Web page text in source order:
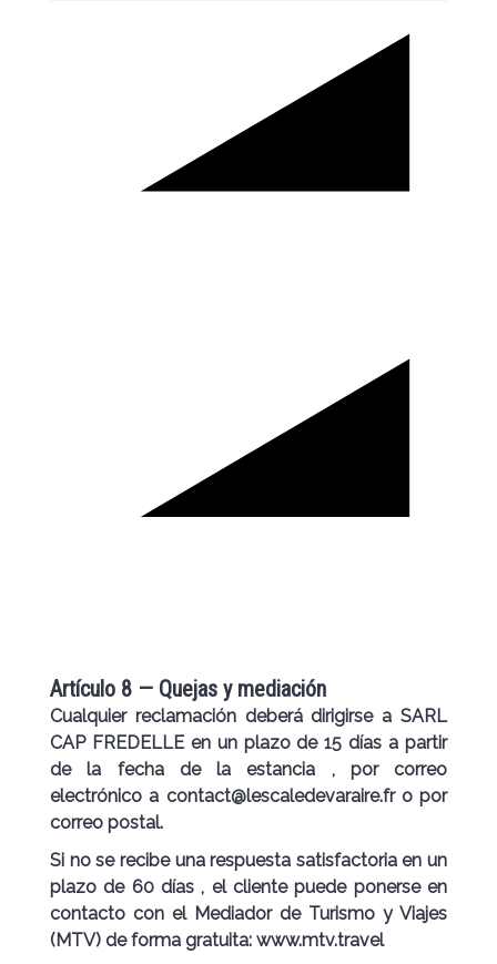
Artículo 8 — Quejas y mediación
Cualquier reclamación deberá dirigirse a SARL
CAP FREDELLE en un plazo de15 días a partir
de la fecha de la estancia , por correo
electrónico a contact@lescaledevaraire.fr o por
correo postal.
Si no se recibe una respuesta satisfactoria en un
plazo de 60 días , el cliente puede ponerse en
contacto con el Mediador de Turismo y Viajes
(MTV) de forma gratuita: www.mtv.travel